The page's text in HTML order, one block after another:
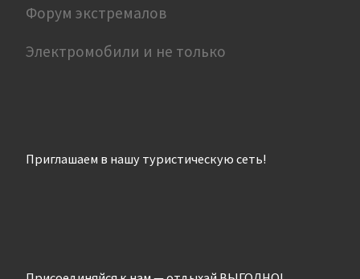
Форум экстремалов
Электромобили и не только
Приглашаем в нашу туристическую сеть!